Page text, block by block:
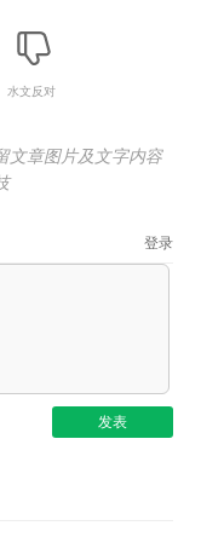
水文反对
文章图片及文字内容
登录